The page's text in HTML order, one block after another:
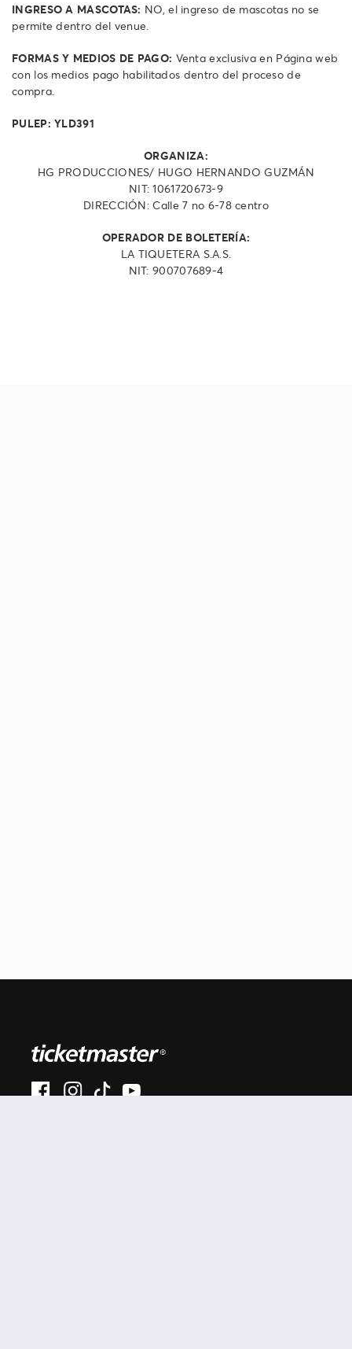
INGRESO A MASCOTAS: NO, el ingreso de mascotas no se
permite dentro del venue.
FORMAS Y MEDIOS DE PAGO: Venta exclusiva en Página web
con los medios pago habilitados dentro del proceso de
compra.
PULEP: YLD391
ORGANIZA:
HG PRODUCCIONES/ HUGO HERNANDO GUZMÁN
NIT: 1061720673-9
DIRECCIÓN: Calle 7 no 6-78 centro
OPERADOR DE BOLETERÍA:
LA TIQUETERA S.A.S.
NIT: 900707689-4